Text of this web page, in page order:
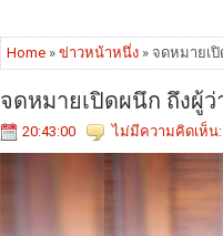
Home » ข่าวหน้าหนึ่ง » จดหมายเ
จดหมายเปิดผนึก ถึงผู้
20:43:00 ไม่มีความคิดเห็น: